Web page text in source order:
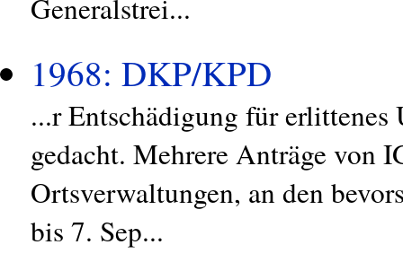
Generalstrei...
1968: DKP/KPD
...r Entschädigung für
gedacht. Mehrere Anträge von
Ortsverwaltungen, an den
bis 7. Sep...